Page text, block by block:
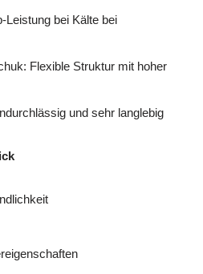
Leistung bei Kälte bei
Flexible Struktur mit hoher
und sehr langlebig